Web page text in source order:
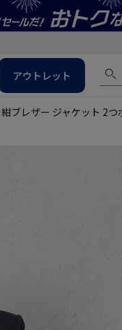
アウトレット
紺ブレザー ジャケット 2